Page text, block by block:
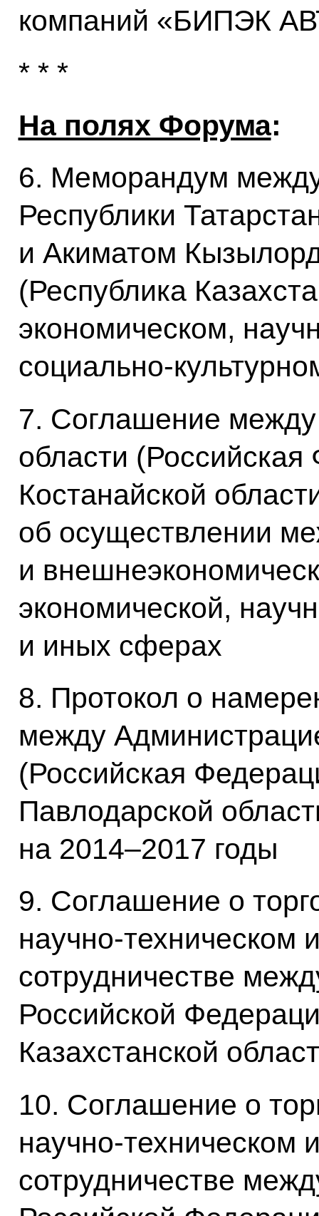
компаний «БИПЭК
* * *
На полях Форума:
6. Меморандум
Республики
и Акиматом
(Республика
экономическом,
социально-
7. Соглашение
области
Костанайской
об осуществлении
и
экономической,
и иных сферах
8. Протокол о
между
(Российская
Павлодарской
на 2014–2017 годы
9. Соглашение о
научно-техническом
сотрудничестве
Российской
Казахстанской
10. Соглашение о
научно-техническом
сотрудничестве